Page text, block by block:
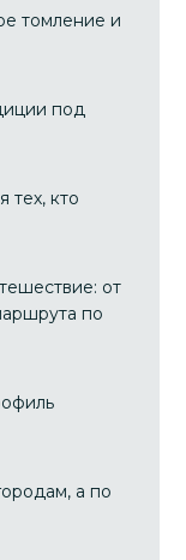
томление и
под
тех, кто
от
по
а по